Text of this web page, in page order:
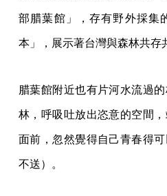
部腊葉館」，存有野外採集
本」，展示著台灣與森林共存
腊葉館附近也有片河水流過
林，呼吸吐放出恣意的空間
面前，忽然覺得自己青春得
不送）。